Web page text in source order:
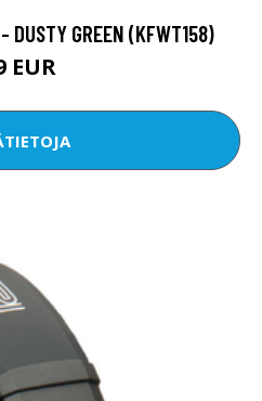
DUSTY GREEN (KFWT158)
EUR